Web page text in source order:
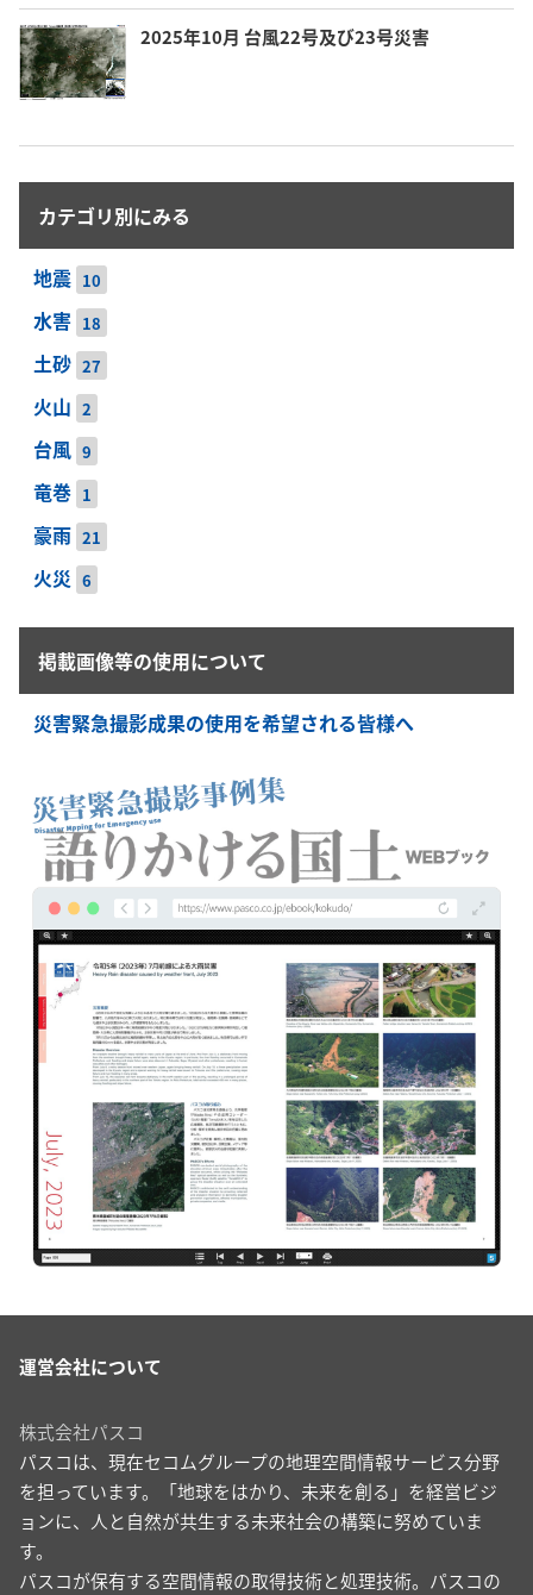
2025年10月 台風22号及び23号災害
カテゴリ別にみる
地震 10
水害 18
土砂 27
火山 2
台風 9
竜巻 1
豪雨 21
火災 6
掲載画像等の使用について
災害緊急撮影成果の使用を希望される皆様へ
運営会社について
株式会社パスコ
パスコは、現在セコムグループの地理空間情報サービス分野
を担っています。「地球をはかり、未来を創る」を経営ビジ
ョンに、人と自然が共生する未来社会の構築に努めていま
す。
パスコが保有する空間情報の取得技術と処理技術。パスコの